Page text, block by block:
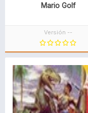
Mario Golf
Versión --